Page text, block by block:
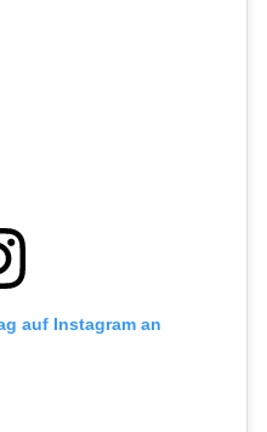
auf Instagram an